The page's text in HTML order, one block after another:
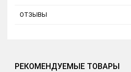
ОТЗЫВЫ
РЕКОМЕНДУЕМЫЕ ТОВАРЫ